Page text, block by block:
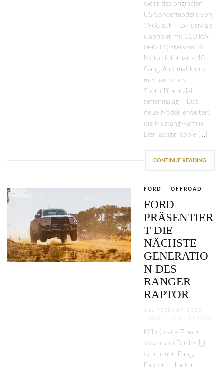
Geist des originalen
US-Sondermodells von
1968 auf – Exklusiv als
Cabriolet mit 330 kW
(449 PS) starkem V8-
Motor lieferbar – 10-
Gang-Automatik und
mechanisches
Sperrdifferenzial
serienmäßig – Das
neue Modell erweitert
die Mustang-Familie
Der lässige, coole […]
CONTINUE READING
FORD , OFFROAD
FORD
PRÄSENTIER
T DIE
NÄCHSTE
GENERATIO
N DES
RANGER
RAPTOR
14. FEBRUAR 2022
KEINE KOMMENTARE
Köln (ots) – Teaser-
Video von Ford zeigt
den neuen Ranger
Raptor im harten